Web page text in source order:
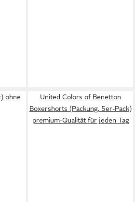
ohne
United Colors of Benetton
Boxershorts (Packung, 5er-Pack)
premium-Qualität für jeden Tag